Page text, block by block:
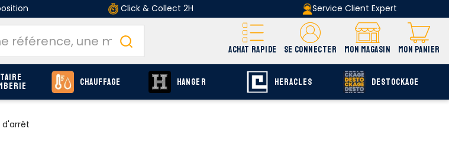
Click & Collect 2H Service Client Expert
ACHAT RAPIDE SE CONNECTER MON MAGASIN MON PANIER
Chauffage HANGER HERACLES DESTOCKAGE
d'arrêt